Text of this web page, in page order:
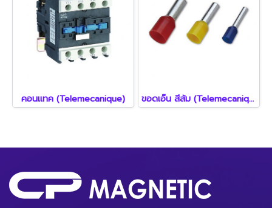
คอนแทค (Telemecanique) ขอดเอ็น สีส้ม (Telemecanique)